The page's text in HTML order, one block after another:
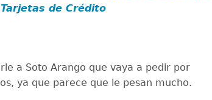
de Crédito
a Soto Arango que vaya a pedir por
ya que parece que le pesan mucho.